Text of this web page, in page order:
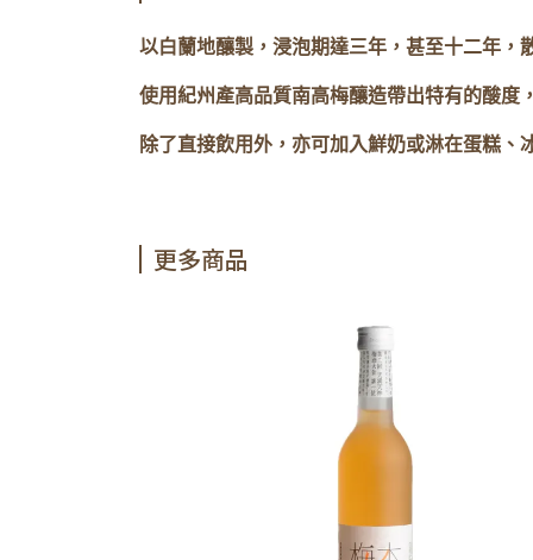
以白蘭地釀製，浸泡期達三年，甚至十二年，
使用紀州產高品質南高梅釀造帶出特有的酸度
除了直接飲用外，亦可加入鮮奶或淋在蛋糕
更多商品